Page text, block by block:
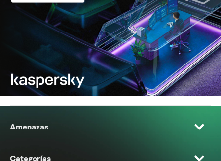
Amenazas
Categorías